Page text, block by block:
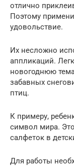
отлично
Поэтому
удовольствие.
Их несложно
аппликаций.
новогоднюю
забавных
птиц.
К примеру,
символ мира.
салфеток в
Для работы